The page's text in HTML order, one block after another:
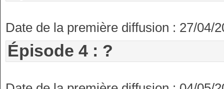
Date de la première diffusion : 27/04/
Épisode 4 : ?